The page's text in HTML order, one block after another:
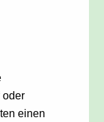
oder
einen